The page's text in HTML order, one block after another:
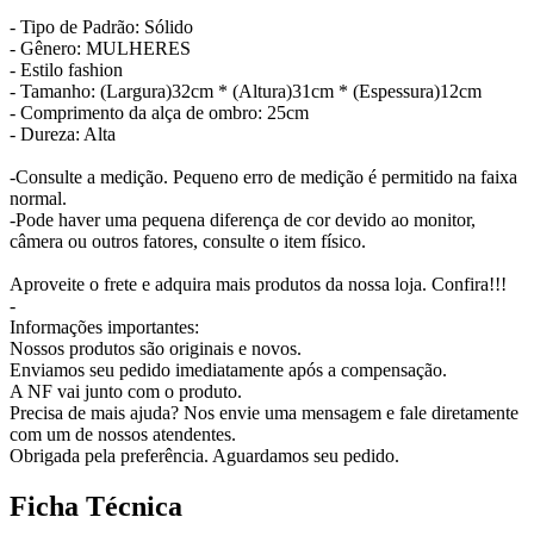
- Tipo de Padrão: Sólido
- Gênero: MULHERES
- Estilo fashion
- Tamanho: (Largura)32cm * (Altura)31cm * (Espessura)12cm
- Comprimento da alça de ombro: 25cm
- Dureza: Alta
-Consulte a medição. Pequeno erro de medição é permitido na faixa
normal.
-Pode haver uma pequena diferença de cor devido ao monitor,
câmera ou outros fatores, consulte o item físico.
Aproveite o frete e adquira mais produtos da nossa loja. Confira!!!
-
Informações importantes:
Nossos produtos são originais e novos.
Enviamos seu pedido imediatamente após a compensação.
A NF vai junto com o produto.
Precisa de mais ajuda? Nos envie uma mensagem e fale diretamente
com um de nossos atendentes.
Obrigada pela preferência. Aguardamos seu pedido.
Ficha Técnica